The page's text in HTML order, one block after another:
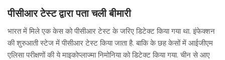
पीसीआर टेस्ट द्वारा पता चली बीमारी
भारत में मिले एक केस को पीसीआर टेस्ट के जरिए डिटेक्ट किया गया था. इंफेक्शन
की शुरुआती स्टेज में पीसीआर टेस्ट किया जाता है. बाकि के छह केसों में आईजीएम
एलिसा परीक्षणों की ये माइकोप्लाज्मा निमोनिया को डिटेक्ट किया गया. चीन से आए